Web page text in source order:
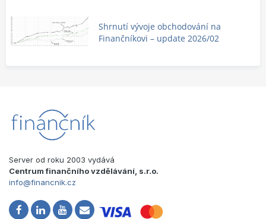
Shrnutí vývoje obchodování na
Finančníkovi – update 2026/02
Server od roku 2003 vydává
Centrum finančního vzdělávání, s.r.o.
info@financnik.cz